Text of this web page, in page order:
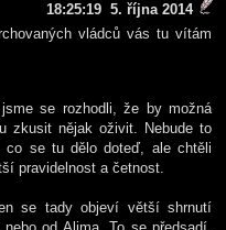
18:25:19 5. října 2014
vládců vás tu vítám
se rozhodli, že by možná
zkusit nějak oživit. Nebude to
se tu dělo doteď, ale chtěli
pravidelnost a četnost.
se tady objeví větší shrnutí